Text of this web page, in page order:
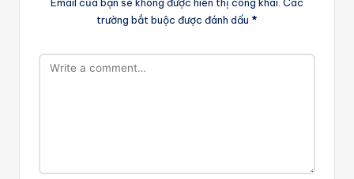
trường bắt buộc được đánh dấu *